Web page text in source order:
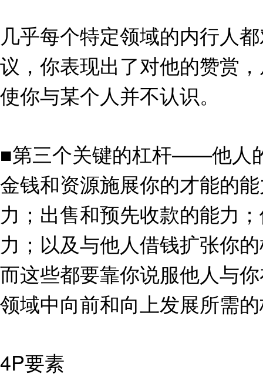
几乎每个特定领域的内行人
议，你表现出了对他的赞赏
使你与某个人并不认识。
■第三个关键的杠杆——他人
金钱和资源施展你的才能的
力；出售和预先收款的能力
力；以及与他人借钱扩张你
而这些都要靠你说服他人与
领域中向前和向上发展所需
4P要素